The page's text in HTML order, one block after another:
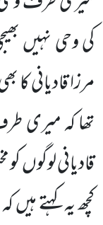
کی وحی نہیں
مرزا قادیانی
تھا کہ میری
قادیانی لوگوں
کچھ یہ کہتے